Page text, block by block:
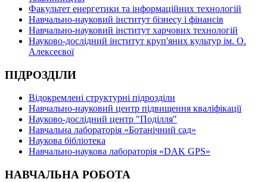
Факультет енергетики та інформаційних технологій
Навчально-науковий інститут бізнесу і фінансів
Навчально-науковий інститут харчових технологій
Науково-дослідний інститут круп'яних культур ім. О.
Алексеєвої
ПІДРОЗДІЛИ
Відокремлені структурні підрозділи
Навчально-науковий центр підвищення кваліфікації
Науково-дослідний центр "Поділля"
Навчальна лабораторія «Ботанічний сад»
Наукова бібліотека
Навчально-наукова лабораторія «DAK GPS»
НАВЧАЛЬНА РОБОТА